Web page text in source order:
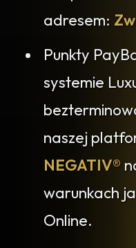
adresem:
Punkty
systemie
naszej
NEGATIV®
warunkach
Online.